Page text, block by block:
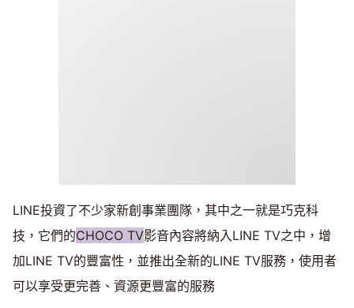
LINE投資了不少家新創事業團隊，其中之一就是巧克科
技，它們的CHOCO TV影音內容將納入LINE TV之中，增
加LINE TV的豐富性，並推出全新的LINE TV服務，使用者
可以享受更完善、資源更豐富的服務